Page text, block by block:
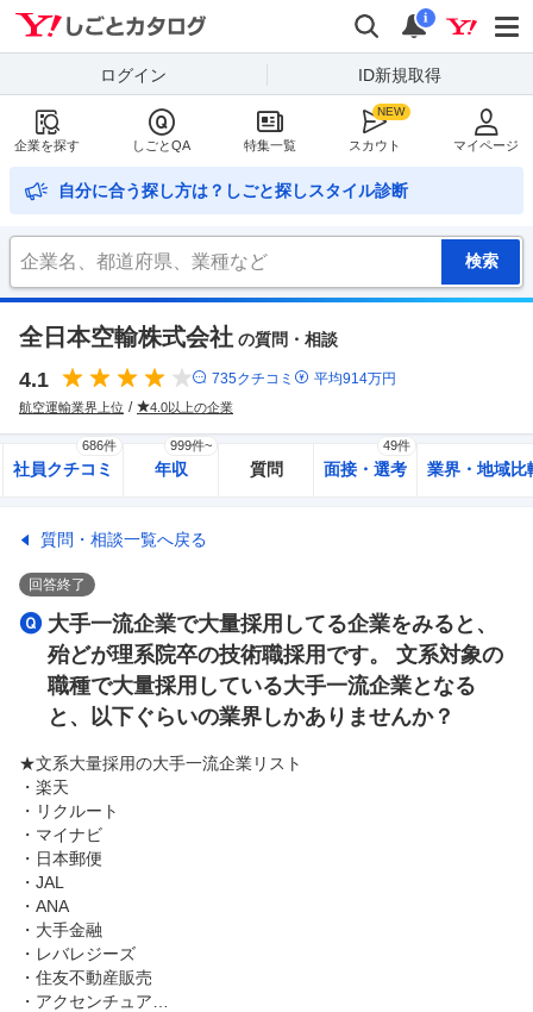
検索
通知
i
ログイン ID新規取得
企業を探す しごとQA 特集一覧 スカウト マイページ
自分に合う探し方は？しごと探しスタイル診断
全日本空輸株式会社 の質問・相談
4.1 735クチコミ 平均914万円
航空運輸業界上位 4.0以上の企業
社員クチコミ
686件
年収
999件~
質問 面接・選考
49件
業界・地域比
質問・相談一覧へ戻る
回答終了
大手一流企業で大量採用してる企業をみると、
殆どが理系院卒の技術職採用です。 文系対象の
職種で大量採用している大手一流企業となる
と、以下ぐらいの業界しかありませんか？
★文系大量採用の大手一流企業リスト
・楽天
・リクルート
・マイナビ
・日本郵便
・JAL
・ANA
・大手金融
・レバレジーズ
・住友不動産販売
・アクセンチュア